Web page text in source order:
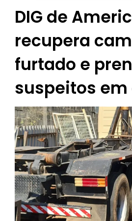
DIG de
recupera
furtado e
suspeitos